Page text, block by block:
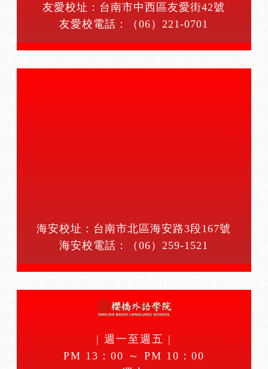
友愛校址：台南市中西區友愛街42號
友愛校電話：
（06）221-0701
海安校址：台南市北區海安路3段167號
海安校電話：
（06）259-1521
| 週一至週五 |
PM 13：00 ～ PM 10：00